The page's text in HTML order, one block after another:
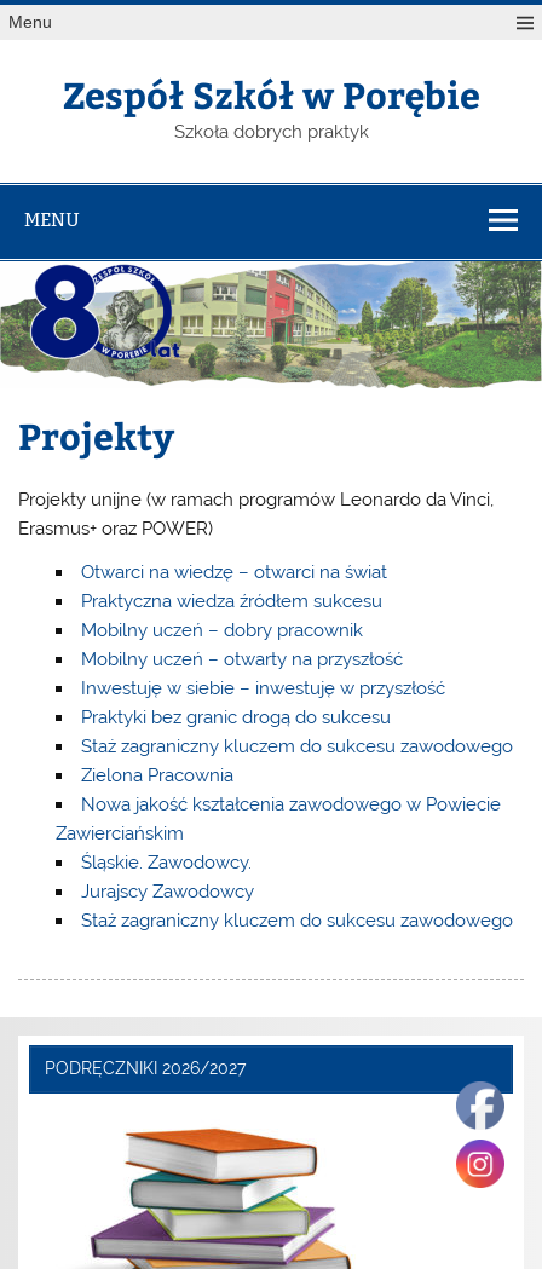
Menu
Zespół Szkół w Porębie
Szkoła dobrych praktyk
MENU
Projekty
Projekty unijne (w ramach programów Leonardo da Vinci,
Erasmus+ oraz POWER)
Otwarci na wiedzę – otwarci na świat
Praktyczna wiedza źródłem sukcesu
Mobilny uczeń – dobry pracownik
Mobilny uczeń – otwarty na przyszłość
Inwestuję w siebie – inwestuję w przyszłość
Praktyki bez granic drogą do sukcesu
Staż zagraniczny kluczem do sukcesu zawodowego
Zielona Pracownia
Nowa jakość kształcenia zawodowego w Powiecie
Zawierciańskim
Śląskie. Zawodowcy.
Jurajscy Zawodowcy
Staż zagraniczny kluczem do sukcesu zawodowego
PODRĘCZNIKI 2026/2027